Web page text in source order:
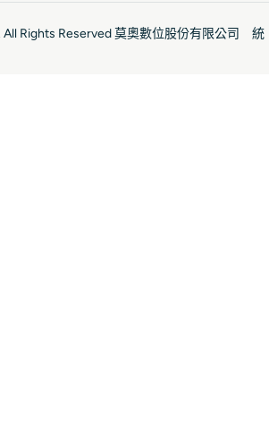
All Rights Reserved 莫奧數位股份有限公司 統